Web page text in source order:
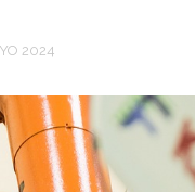
2024